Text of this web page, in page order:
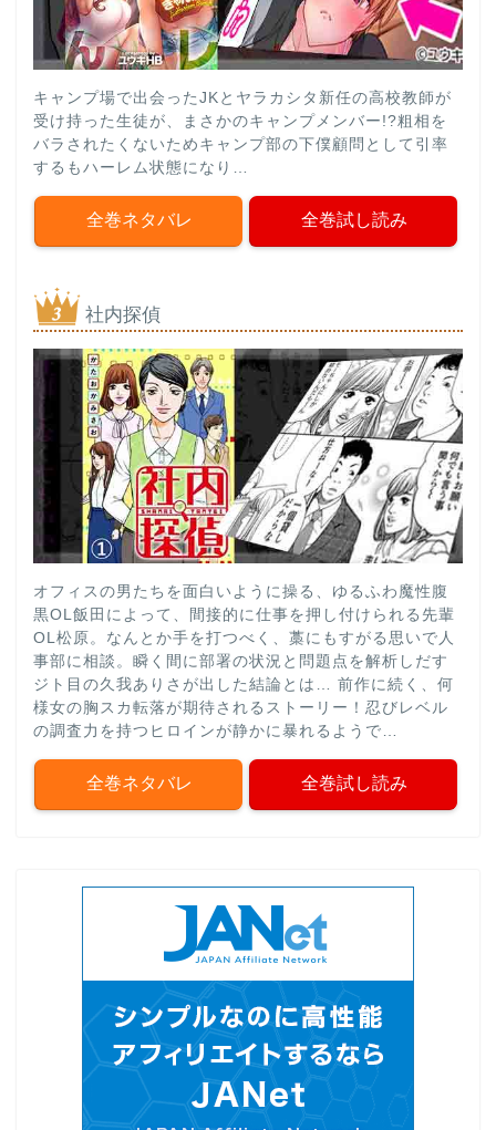
キャンプ場で出会ったJKとヤラカシタ新任の高校教師が
受け持った生徒が、まさかのキャンプメンバー!?粗相を
バラされたくないためキャンプ部の下僕顧問として引率
するもハーレム状態になり…
全巻ネタバレ 全巻試し読み
社内探偵
オフィスの男たちを面白いように操る、ゆるふわ魔性腹
黒OL飯田によって、間接的に仕事を押し付けられる先輩
OL松原。なんとか手を打つべく、藁にもすがる思いで人
事部に相談。瞬く間に部署の状況と問題点を解析しだす
ジト目の久我ありさが出した結論とは… 前作に続く、何
様女の胸スカ転落が期待されるストーリー！忍びレベル
の調査力を持つヒロインが静かに暴れるようで…
全巻ネタバレ 全巻試し読み